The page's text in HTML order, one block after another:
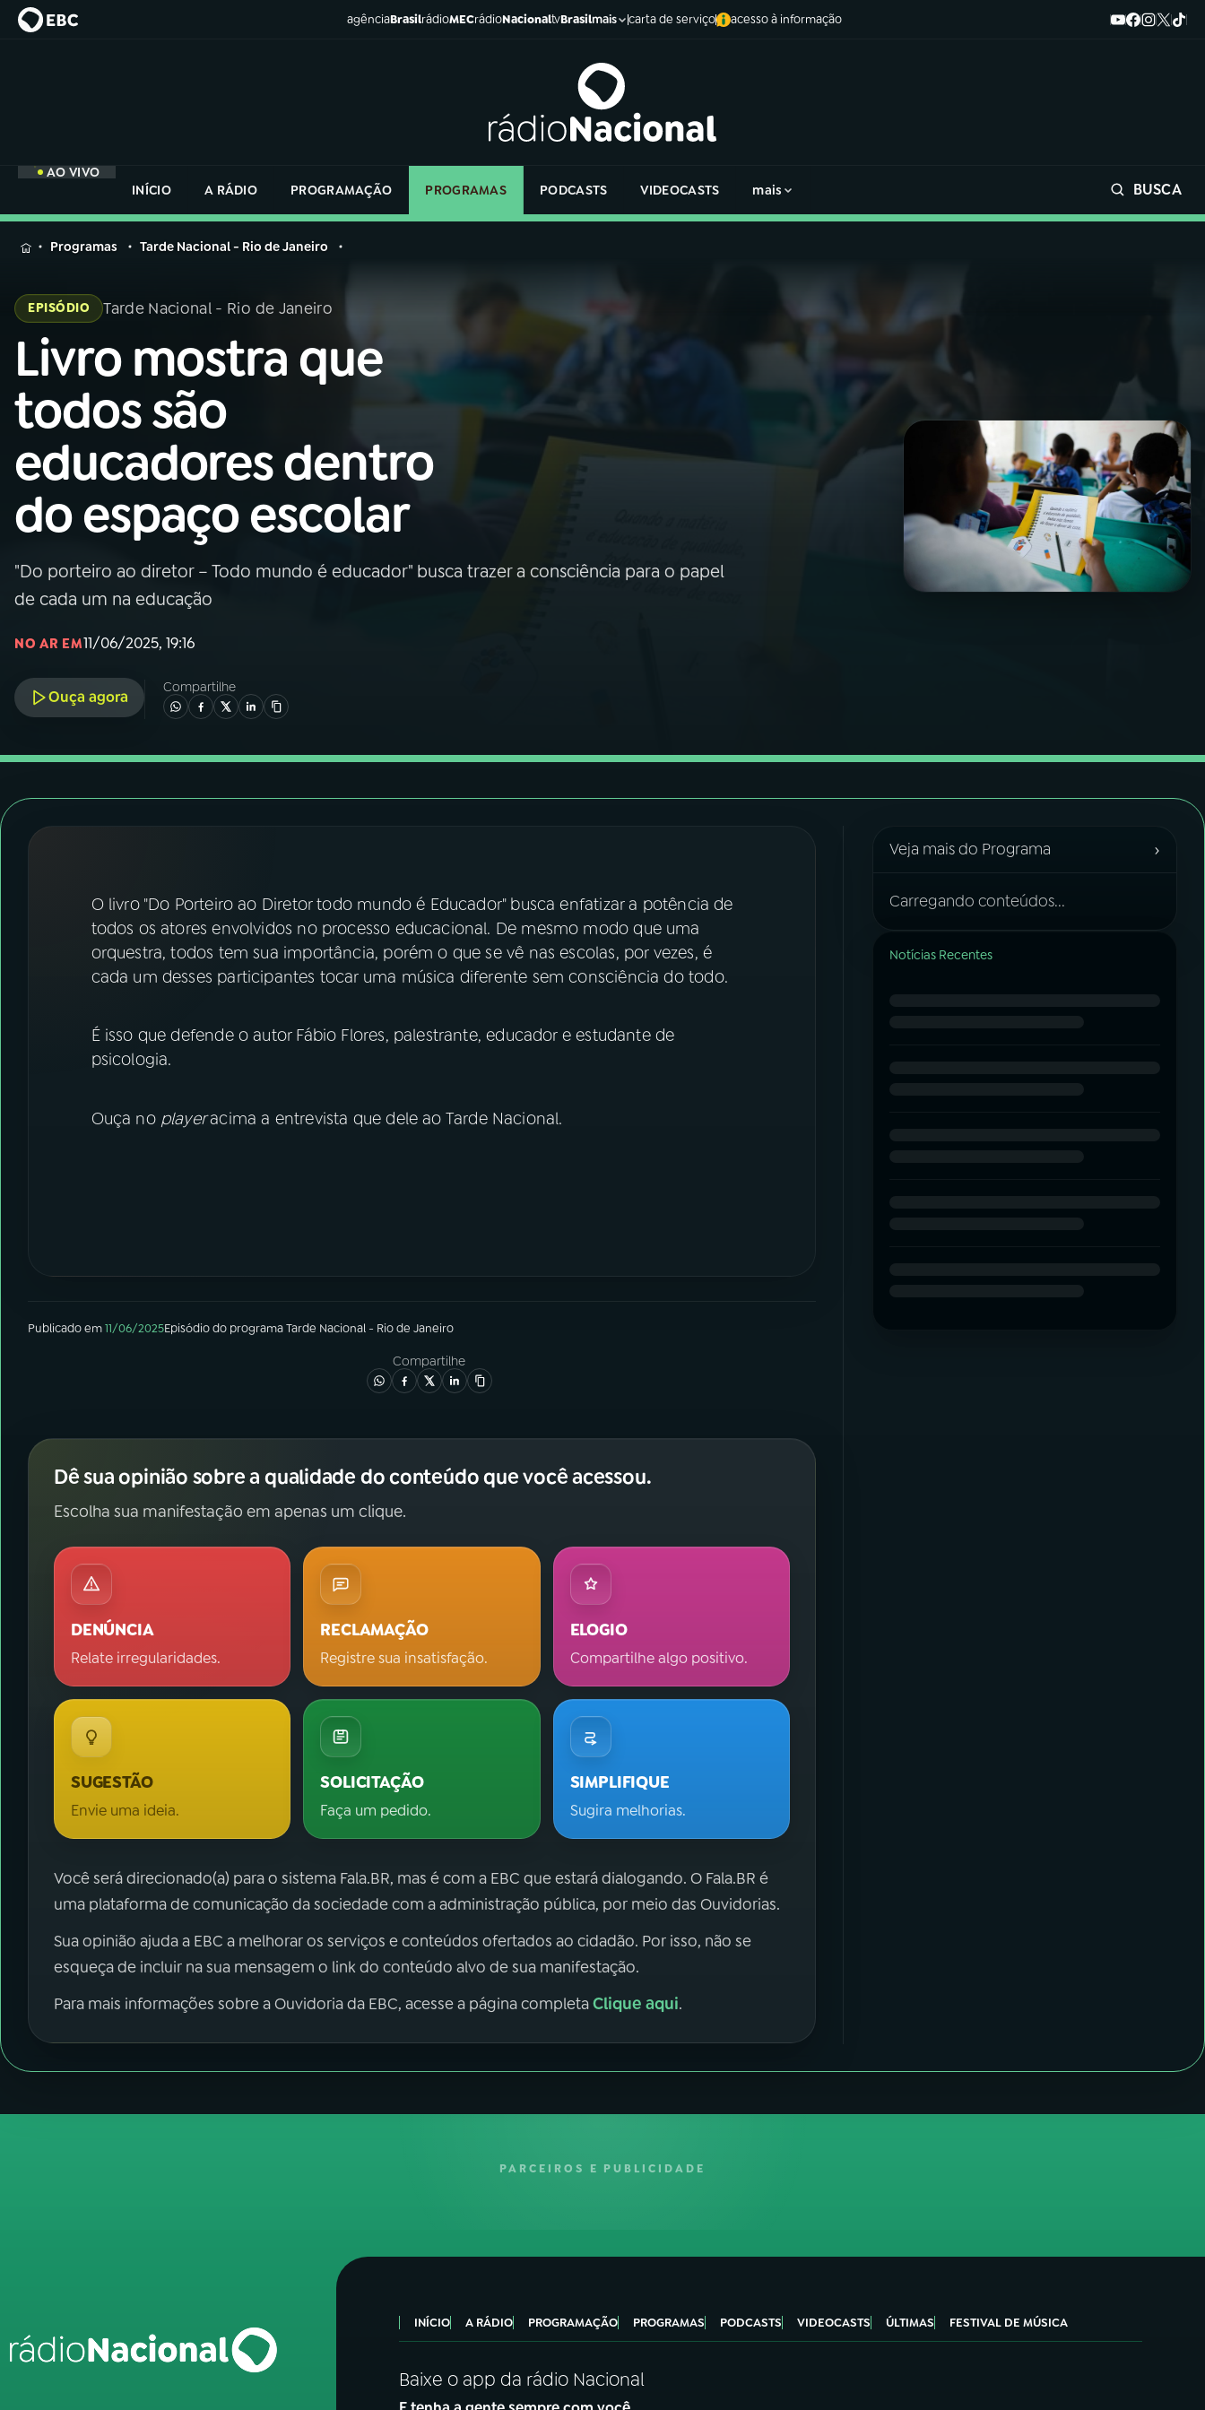
agênciaBrasilrádioMECrádioNacionaltvBrasilmais carta de serviço acesso à informação
AO VIVO
INÍCIO
A RÁDIO PROGRAMAÇÃO PROGRAMAS PODCASTS VIDEOCASTS mais BUSCA
MENU
Buscar
Rádio
Nacional
AO VIVO
01 INÍCIO
02A RÁDIO
03PROGRAMAÇÃO
ACOMPANHE A RÁDIO NACIONAL
YouTube Facebook
na
Rádio
Nacional
Programas Tarde Nacional - Rio de Janeiro
EPISÓDIO Tarde Nacional - Rio de Janeiro
Livro mostra que
todos são
educadores dentro
do espaço escolar
"Do porteiro ao diretor – Todo mundo é educador" busca trazer a consciência para o papel
de cada um na educação
NO AR EM11/06/2025, 19:16
Ouça agora
Compartilhe
O livro "Do Porteiro ao Diretor todo mundo é Educador" busca enfatizar a potência de
todos os atores envolvidos no processo educacional. De mesmo modo que uma
orquestra, todos tem sua importância, porém o que se vê nas escolas, por vezes, é
cada um desses participantes tocar uma música diferente sem consciência do todo.
É isso que defende o autor Fábio Flores, palestrante, educador e estudante de
psicologia.
Ouça no playeracima a entrevista que dele ao Tarde Nacional.
Publicado em11/06/2025Episódiodo programaTarde Nacional - Rio de Janeiro
Compartilhe
Dê sua opinião sobre a qualidade do conteúdo que você acessou.
Escolha sua manifestação em apenas um clique.
DENÚNCIA
Relate irregularidades.
RECLAMAÇÃO
Registre sua insatisfação.
ELOGIO
Compartilhe algo positivo.
SUGESTÃO
Envie uma ideia.
SOLICITAÇÃO
Faça um pedido.
SIMPLIFIQUE
Sugira melhorias.
Você será direcionado(a) para o sistema Fala.BR, mas é com a EBC que estará dialogando. O Fala.BR é
uma plataforma de comunicação da sociedade com a administração pública, por meio das Ouvidorias.
Sua opinião ajuda a EBC a melhorar os serviços e conteúdos ofertados ao cidadão. Por isso, não se
esqueça de incluir na sua mensagem o link do conteúdo alvo de sua manifestação.
Para mais informações sobre a Ouvidoria da EBC, acesse a página completaClique aqui.
Veja mais do Programa ›
Carregando conteúdos...
Notícias Recentes
PARCEIROS E PUBLICIDADE
INÍCIO A RÁDIO PROGRAMAÇÃO PROGRAMAS PODCASTS VIDEOCASTS ÚLTIMAS FESTIVAL DE MÚSICA
Baixe o app da rádio Nacional